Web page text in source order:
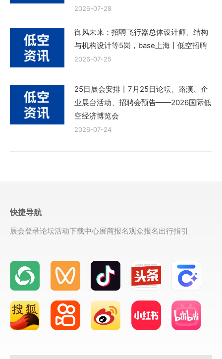
2026-07-28
御风未来：招聘飞行器总体设计师、结构
与机构设计等5岗，base上海丨低空招聘
2026-07-25
25日展会安排丨7月25日论坛、路演、企
业展台活动、招聘会预告——2026国际低
空经济博览会
2026-07-24
快捷导航
展会登录论坛活动下载中心展商报名观众报名出行指引